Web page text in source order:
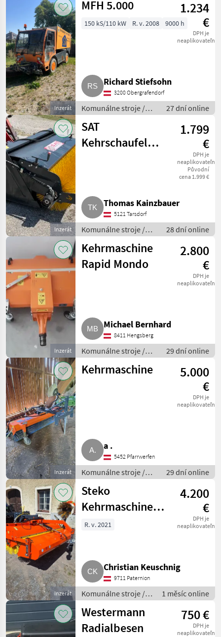
Inzerát
MFH 5.000
1.234
€
DPH je
neaplikovateľné
150 kS/110 kW R. v. 2008 9000 h
Richard Stiefsohn
3200 Obergrafendorf
Komunálne stroje /
Zametací stroj
27 dní online
Inzerát
SAT
Kehrschaufel
Top Zustand
1.799
€
DPH je
neaplikovateľné
Původní
cena 1.999 €
Thomas Kainzbauer
5121 Tarsdorf
Komunálne stroje /
Zametací stroj
28 dní online
Inzerát
Kehrmaschine
Rapid Mondo
2.800
€
DPH je
neaplikovateľné
Michael Bernhard
8411 Hengsberg
Komunálne stroje /
Zametací stroj
29 dní online
Inzerát
Kehrmaschine
5.000
€
DPH je
neaplikovateľné
a .
5452 Pfarrwerfen
Komunálne stroje /
Zametací stroj
29 dní online
Inzerát
Steko
Kehrmaschine
1,80 m
4.200
€
DPH je
neaplikovateľné
R. v. 2021
Christian Keuschnig
9711 Paternion
Komunálne stroje /
Zametací stroj
1 měsíc online
Westermann
Radialbesen
750 €
DPH je
neaplikovateľné